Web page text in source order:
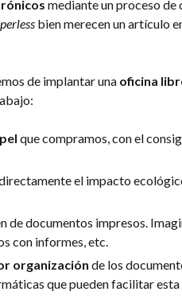
mediante un proceso
bien merecen un artículo
de implantar una oficina
que compramos, con el
el impacto
de documentos impresos.
con informes, etc.
organización de los
que pueden facilitar esta